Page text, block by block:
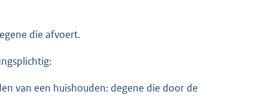
die afvoert.
van een huishouden: degene die door de